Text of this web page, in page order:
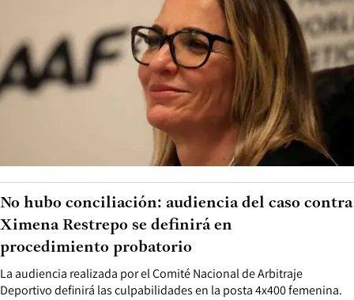
La audiencia realizada por el Comité Nacional de Arbitraje
Deportivo definirá las culpabilidades en la posta 4x400 femenina.
No hubo conciliación: audiencia del caso contra
Ximena Restrepo se definirá en
procedimiento probatorio